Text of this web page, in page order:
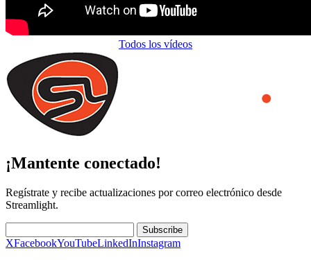
Todos los vídeos
¡Mantente conectado!
Regístrate y recibe actualizaciones por correo electrónico desde
Streamlight.
Subscribe
XFacebookYouTubeLinkedInInstagram